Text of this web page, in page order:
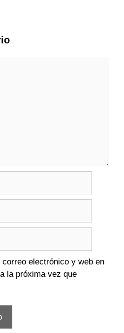
electrónico y web en
la próxima vez que